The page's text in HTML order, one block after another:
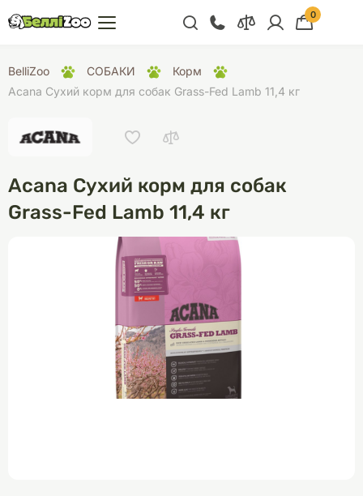
+38 (068) 300 91 91
Відділ продажу
+38 (099) 300 91 91
Відділ підтримки
+38 (068) 479 28
76
0
BelliZoo СОБАКИ
Корм
Acana Сухий корм для собак Grass-Fed Lamb 11,4 кг
Acana Сухий корм для собак
Grass-Fed Lamb 11,4 кг